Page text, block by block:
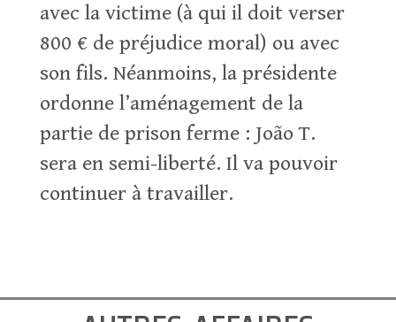
avec la victime (à qui il doit verser
800 € de préjudice moral) ou avec
son fils. Néanmoins, la présidente
ordonne l’aménagement de la
partie de prison ferme : João T.
sera en semi-liberté. Il va pouvoir
continuer à travailler.